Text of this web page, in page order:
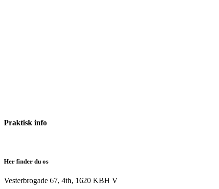
Praktisk info
Her finder du os
Vesterbrogade 67, 4th, 1620 KBH V